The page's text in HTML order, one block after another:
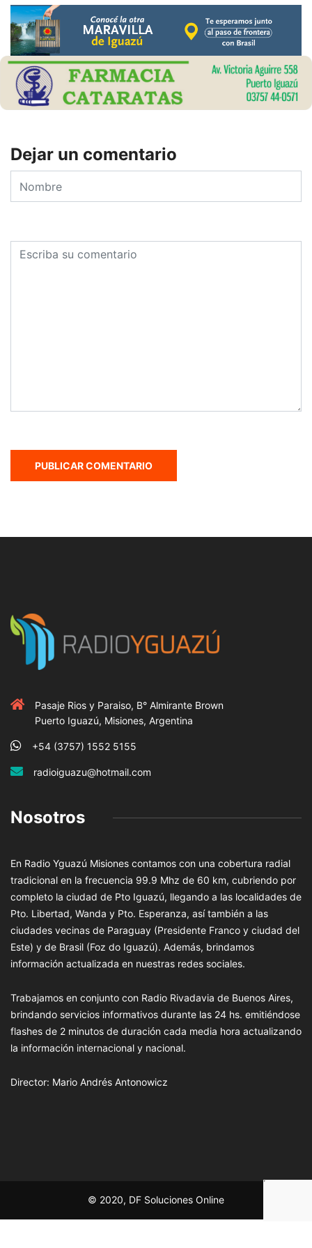
Dejar un comentario
Pasaje Rios y Paraiso, B° Almirante Brown
Puerto Iguazú, Misiones, Argentina
+54 (3757) 1552 5155
radioiguazu@hotmail.com
Nosotros
En Radio Yguazú Misiones contamos con una cobertura radial
tradicional en la frecuencia 99.9 Mhz de 60 km, cubriendo por
completo la ciudad de Pto Iguazú, llegando a las localidades de
Pto. Libertad, Wanda y Pto. Esperanza, así también a las
ciudades vecinas de Paraguay (Presidente Franco y ciudad del
Este) y de Brasil (Foz do Iguazú). Además, brindamos
información actualizada en nuestras redes sociales.
Trabajamos en conjunto con Radio Rivadavia de Buenos Aires,
brindando servicios informativos durante las 24 hs. emitiéndose
flashes de 2 minutos de duración cada media hora actualizando
la información internacional y nacional.
Director: Mario Andrés Antonowicz
© 2020, DF Soluciones Online